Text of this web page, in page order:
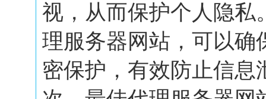
视，从而保护个人隐私
理服务器网站，可以确
密保护，有效防止信